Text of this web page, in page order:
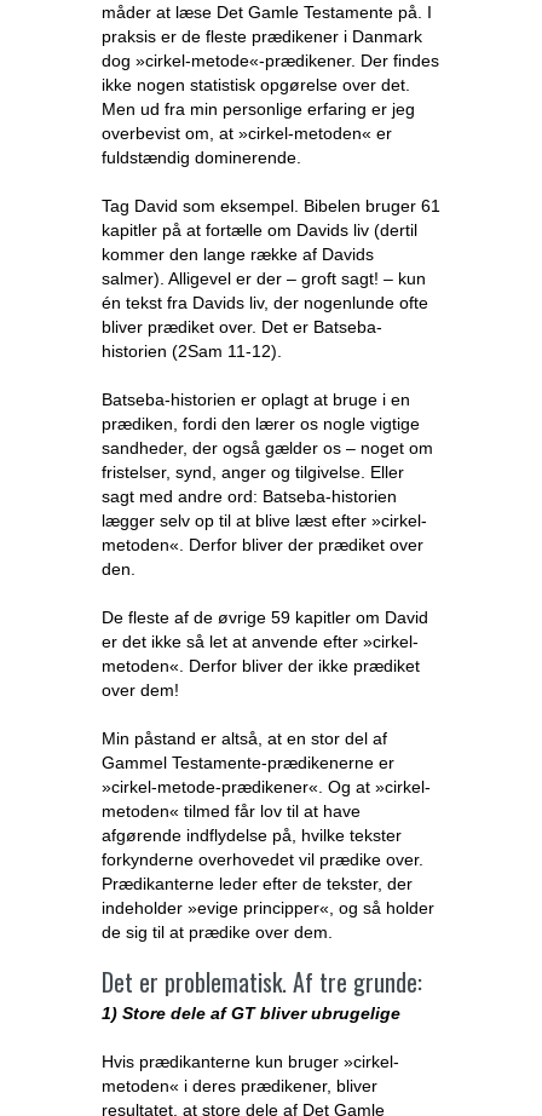
måder at læse Det Gamle Testamente på. I
praksis er de fleste prædikener i Danmark
dog »cirkel-metode«-prædikener. Der findes
ikke nogen statistisk opgørelse over det.
Men ud fra min personlige erfaring er jeg
overbevist om, at »cirkel-metoden« er
fuldstændig dominerende.
Tag David som eksempel. Bibelen bruger 61
kapitler på at fortælle om Davids liv (dertil
kommer den lange række af Davids
salmer). Alligevel er der – groft sagt! – kun
én tekst fra Davids liv, der nogenlunde ofte
bliver prædiket over. Det er Batseba-
historien (2Sam 11-12).
Batseba-historien er oplagt at bruge i en
prædiken, fordi den lærer os nogle vigtige
sandheder, der også gælder os – noget om
fristelser, synd, anger og tilgivelse. Eller
sagt med andre ord: Batseba-historien
lægger selv op til at blive læst efter »cirkel-
metoden«. Derfor bliver der prædiket over
den.
De fleste af de øvrige 59 kapitler om David
er det ikke så let at anvende efter »cirkel-
metoden«. Derfor bliver der ikke prædiket
over dem!
Min påstand er altså, at en stor del af
Gammel Testamente-prædikenerne er
»cirkel-metode-prædikener«. Og at »cirkel-
metoden« tilmed får lov til at have
afgørende indflydelse på, hvilke tekster
forkynderne overhovedet vil prædike over.
Prædikanterne leder efter de tekster, der
indeholder »evige principper«, og så holder
de sig til at prædike over dem.
Det er problematisk. Af tre grunde:
1) Store dele af GT bliver ubrugelige
Hvis prædikanterne kun bruger »cirkel-
metoden« i deres prædikener, bliver
resultatet, at store dele af Det Gamle